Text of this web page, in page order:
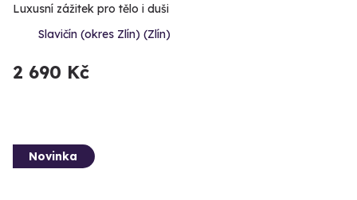
Luxusní zážitek pro tělo i duši
Slavičín (okres Zlín) (Zlín)
2 690 Kč
Novinka